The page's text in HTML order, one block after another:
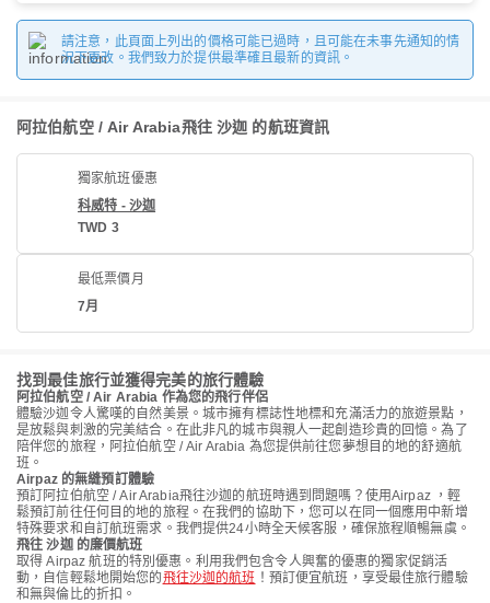
請注意，此頁面上列出的價格可能已過時，且可能在未事先通知的情
況下更改。我們致力於提供最準確且最新的資訊。
阿拉伯航空 / Air Arabia飛往 沙迦 的航班資訊
獨家航班優惠
科威特 - 沙迦
TWD 3
最低票價月
7月
找到最佳旅行並獲得完美的旅行體驗
阿拉伯航空 / Air Arabia 作為您的飛行伴侶
體驗沙迦令人驚嘆的自然美景。城市擁有標誌性地標和充滿活力的旅遊景點，
是放鬆與刺激的完美結合。在此非凡的城市與親人一起創造珍貴的回憶。為了
陪伴您的旅程，阿拉伯航空 / Air Arabia 為您提供前往您夢想目的地的舒適航
班。
Airpaz 的無縫預訂體驗
預訂阿拉伯航空 / Air Arabia飛往沙迦的航班時遇到問題嗎？使用Airpaz ，輕
鬆預訂前往任何目的地的旅程。在我們的協助下，您可以在同一個應用中新增
特殊要求和自訂航班需求。我們提供24小時全天候客服，確保旅程順暢無虞。
飛往 沙迦 的廉價航班
取得 Airpaz 航班的特別優惠。利用我們包含令人興奮的優惠的獨家促銷活
動，自信輕鬆地開始您的飛往沙迦的航班 ！預訂便宜航班，享受最佳旅行體驗
和無與倫比的折扣。